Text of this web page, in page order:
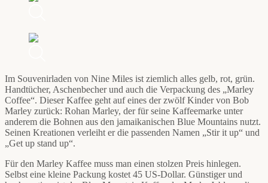
Im Souvenirladen von Nine Miles ist ziemlich alles gelb, rot, grün.
Handtücher, Aschenbecher und auch die Verpackung des „Marley
Coffee“. Dieser Kaffee geht auf eines der zwölf Kinder von Bob
Marley zurück: Rohan Marley, der für seine Kaffeemarke unter
anderem die Bohnen aus den jamaikanischen Blue Mountains nutzt.
Seinen Kreationen verleiht er die passenden Namen „Stir it up“ und
„Get up stand up“.
Für den Marley Kaffee muss man einen stolzen Preis hinlegen.
Selbst eine kleine Packung kostet 45 US-Dollar. Günstiger und